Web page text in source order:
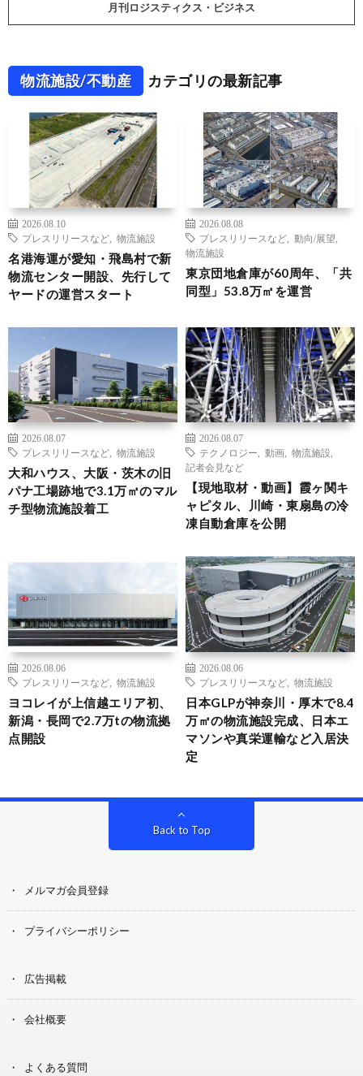
月刊ロジスティクス・ビジネス
物流施設/不動産 カテゴリの最新記事
2026.08.10
プレスリリースなど
物流施設
名港海運が愛知・飛島村で新
物流センター開設、先行して
ヤードの運営スタート
2026.08.08
プレスリリースなど
動向/展望
物流施設
東京団地倉庫が60周年、「共
同型」53.8万㎡を運営
2026.08.07
プレスリリースなど
物流施設
大和ハウス、大阪・茨木の旧
パナ工場跡地で3.1万㎡のマル
チ型物流施設着工
2026.08.07
テクノロジー
動画 物流施設
記者会見など
【現地取材・動画】霞ヶ関キ
ャピタル、川崎・東扇島の冷
凍自動倉庫を公開
2026.08.06
プレスリリースなど
物流施設
ヨコレイが上信越エリア初、
新潟・長岡で2.7万tの物流拠
点開設
2026.08.06
プレスリリースなど
物流施設
日本GLPが神奈川・厚木で8.4
万㎡の物流施設完成、日本エ
マソンや真栄運輸など入居決
定
Back to Top
メルマガ会員登録
プライバシーポリシー
広告掲載
会社概要
よくある質問